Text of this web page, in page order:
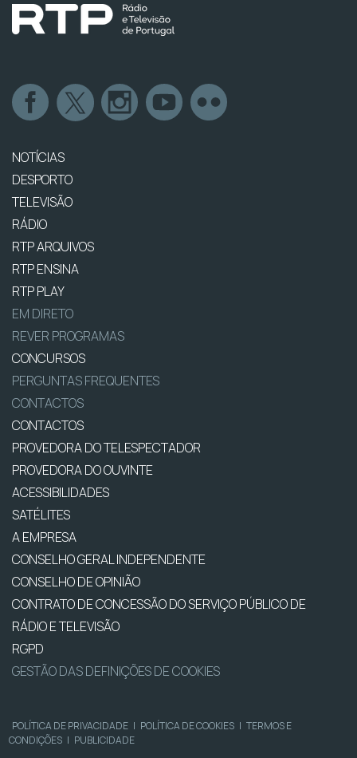
NOTÍCIAS
DESPORTO
TELEVISÃO
RÁDIO
RTP ARQUIVOS
RTP ENSINA
RTP PLAY
EM DIRETO
REVER PROGRAMAS
CONCURSOS
PERGUNTAS FREQUENTES
CONTACTOS
CONTACTOS
PROVEDORA DO TELESPECTADOR
PROVEDORA DO OUVINTE
ACESSIBILIDADES
SATÉLITES
A EMPRESA
CONSELHO GERAL INDEPENDENTE
CONSELHO DE OPINIÃO
CONTRATO DE CONCESSÃO DO SERVIÇO PÚBLICO DE
RÁDIO E TELEVISÃO
RGPD
GESTÃO DAS DEFINIÇÕES DE COOKIES
POLÍTICA DE PRIVACIDADE | POLÍTICA DE COOKIES | TERMOS E
CONDIÇÕES | PUBLICIDADE